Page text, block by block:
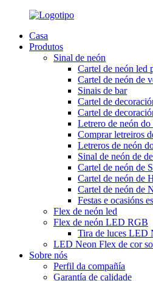
Casa
Produtos
Sinal de neón
Cartel de neón led
Cartel de neón de
Sinais de bar
Cartel de
Cartel de
Letrero de neón
Comprar letreiros
Letreros de neón
Sinal de neón de
Cartel de neón de
Cartel de neón de
Cartel de neón de
Festas e ocasións
Flex de neón led
Flex de neón LED RGB
Tira de luces LED
LED Neon Flex de cor
Sobre nós
Perfil da compañía
Garantía de calidade